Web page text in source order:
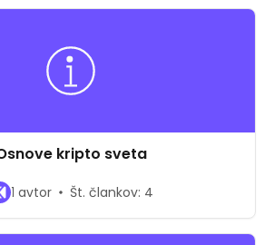
kripto sveta
1 avtor Št. člankov: 4